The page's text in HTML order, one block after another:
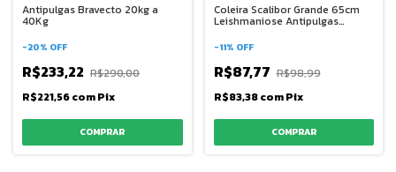
Antipulgas Bravecto 20kg a
40Kg
-20% OFF
R$233,22 R$290,00
R$221,56comPix
Coleira Scalibor Grande 65cm
Leishmaniose Antipulgas
-11% OFF
R$87,77 R$98,99
R$83,38comPix